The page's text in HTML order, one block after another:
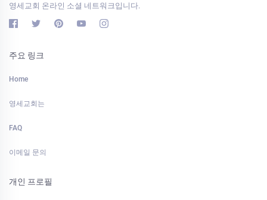
영세교회 온라인 소셜 네트워크입니다.
주요 링크
Home
영세교회는
FAQ
이메일 문의
개인 프로필